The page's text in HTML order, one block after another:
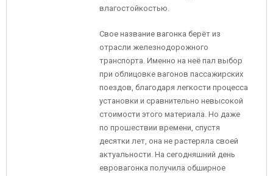
влагостойкостью.
Свое название вагонка берёт из
отрасли железнодорожного
транспорта. Именно на неё пал выбор
при облицовке вагонов пассажирских
поездов, благодаря легкости процесса
установки и сравнительно невысокой
стоимости этого материала. Но даже
по прошествии времени, спустя
десятки лет, она не растеряла своей
актуальности. На сегодняшний день
евровагонка получила обширное